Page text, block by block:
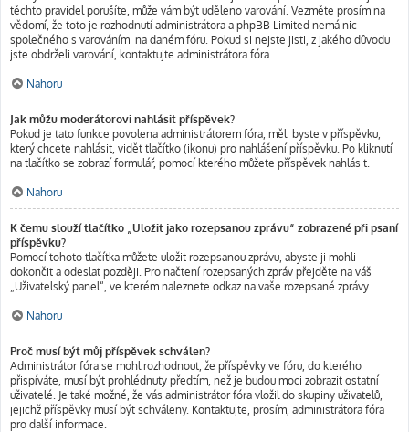
těchto pravidel porušíte, může vám být uděleno varování. Vezměte prosím na
vědomí, že toto je rozhodnutí administrátora a phpBB Limited nemá nic
společného s varováními na daném fóru. Pokud si nejste jisti, z jakého důvodu
jste obdrželi varování, kontaktujte administrátora fóra.
Nahoru
Jak můžu moderátorovi nahlásit příspěvek?
Pokud je tato funkce povolena administrátorem fóra, měli byste v příspěvku,
který chcete nahlásit, vidět tlačítko (ikonu) pro nahlášení příspěvku. Po kliknutí
na tlačítko se zobrazí formulář, pomocí kterého můžete příspěvek nahlásit.
Nahoru
K čemu slouží tlačítko „Uložit jako rozepsanou zprávu“ zobrazené při psaní
příspěvku?
Pomocí tohoto tlačítka můžete uložit rozepsanou zprávu, abyste ji mohli
dokončit a odeslat později. Pro načtení rozepsaných zpráv přejděte na váš
„Uživatelský panel“, ve kterém naleznete odkaz na vaše rozepsané zprávy.
Nahoru
Proč musí být můj příspěvek schválen?
Administrátor fóra se mohl rozhodnout, že příspěvky ve fóru, do kterého
přispíváte, musí být prohlédnuty předtím, než je budou moci zobrazit ostatní
uživatelé. Je také možné, že vás administrátor fóra vložil do skupiny uživatelů,
jejichž příspěvky musí být schváleny. Kontaktujte, prosím, administrátora fóra
pro další informace.